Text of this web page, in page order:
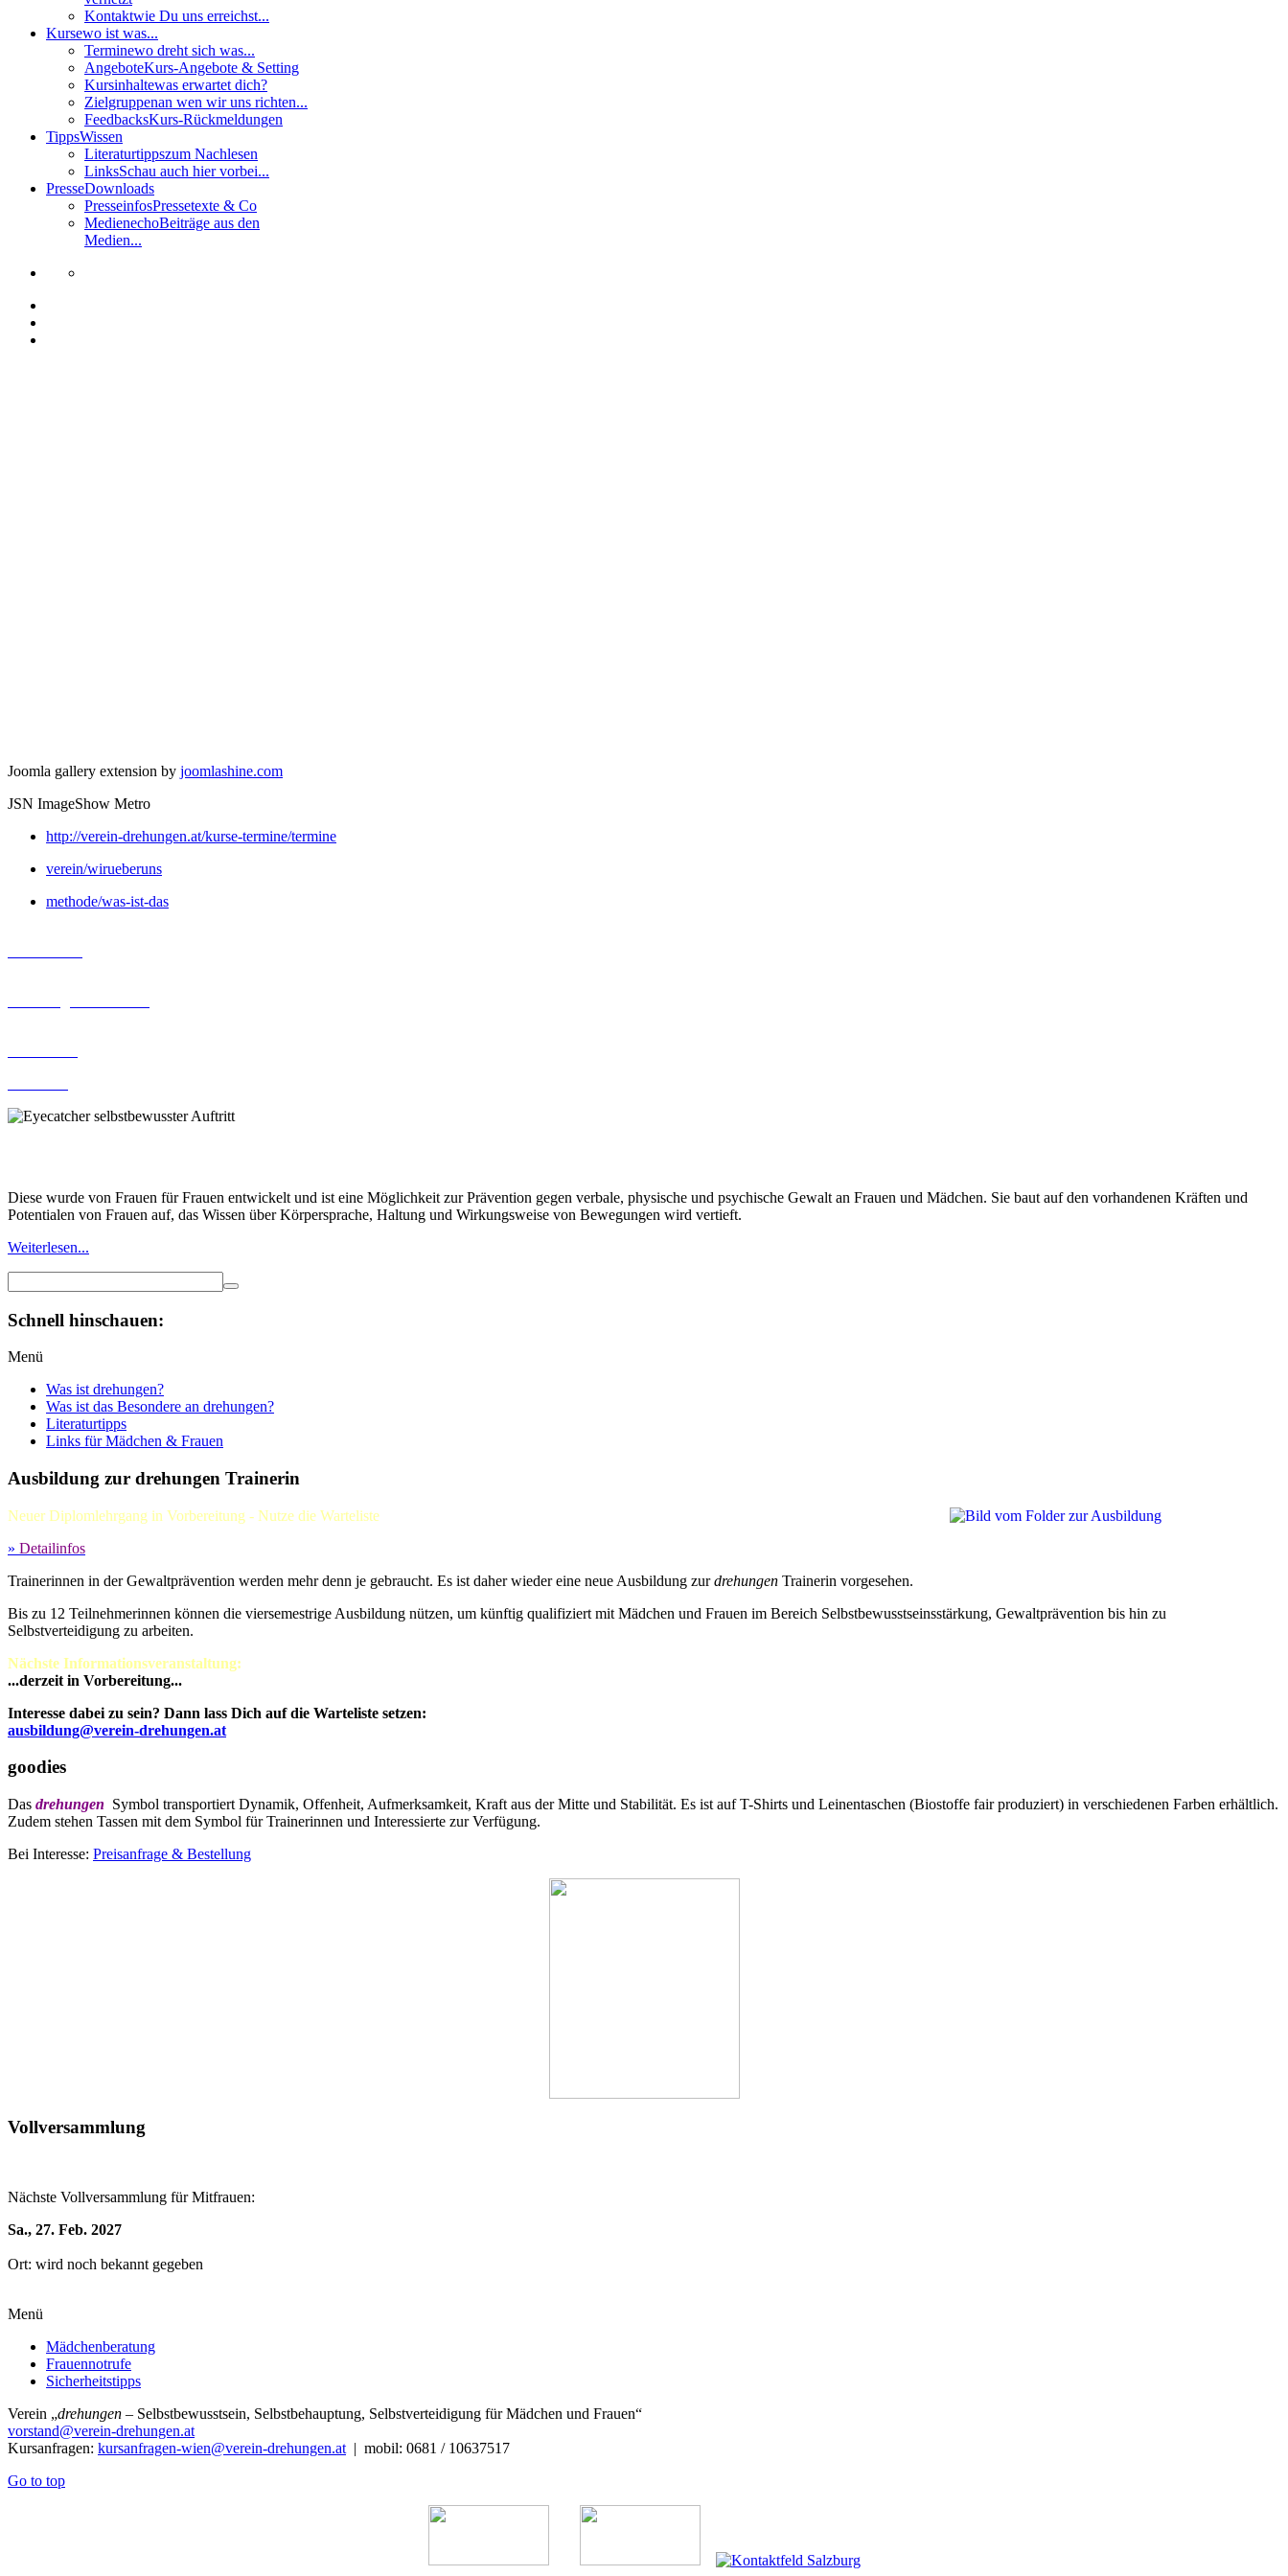
Kontaktwie Du uns erreichst...
Kursewo ist was...
Terminewo dreht sich was...
AngeboteKurs-Angebote & Setting
Kursinhaltewas erwartet dich?
Zielgruppenan wen wir uns richten...
FeedbacksKurs-Rückmeldungen
TippsWissen
Literaturtippszum Nachlesen
LinksSchau auch hier vorbei...
PresseDownloads
PresseinfosPressetexte & Co
MedienechoBeiträge aus den
Medien...
Joomla gallery extension by joomlashine.com
JSN ImageShow Metro
http://verein-drehungen.at/kurse-termine/termine
verein/wirueberuns
methode/was-ist-das
Diese wurde von Frauen für Frauen entwickelt und ist eine Möglichkeit zur Prävention gegen verbale, physische und psychische Gewalt an Frauen und Mädchen. Sie baut auf den vorhandenen Kräften und
Potentialen von Frauen auf, das Wissen über Körpersprache, Haltung und Wirkungsweise von Bewegungen wird vertieft.
Weiterlesen...
Schnell hinschauen:
Menü
Was ist drehungen?
Was ist das Besondere an drehungen?
Literaturtipps
Links für Mädchen & Frauen
Ausbildung zur drehungen Trainerin
Neuer Diplomlehrgang in Vorbereitung - Nutze die Warteliste
» Detailinfos
Trainerinnen in der Gewaltprävention werden mehr denn je gebraucht. Es ist daher wieder eine neue Ausbildung zurdrehungen Trainerin vorgesehen.
Bis zu 12 Teilnehmerinnen können die viersemestrige Ausbildung nützen, um künftig qualifiziert mit Mädchen und Frauen im Bereich Selbstbewusstseinsstärkung, Gewaltprävention bis hin zu
Selbstverteidigung zu arbeiten.
Nächste Informationsveranstaltung:
...derzeit in Vorbereitung...
Interesse dabei zu sein? Dann lass Dich auf die Warteliste setzen:
ausbildung@verein-drehungen.at
goodies
Das drehungen Symbol transportiert Dynamik, Offenheit, Aufmerksamkeit, Kraft aus der Mitte und Stabilität. Es ist auf T-Shirts und Leinentaschen (Biostoffe fair produziert) in verschiedenen Farben erhältlich.
Zudem stehen Tassen mit dem Symbol für Trainerinnen und Interessierte zur Verfügung.
Bei Interesse: Preisanfrage & Bestellung
Vollversammlung
Nächste Vollversammlung für Mitfrauen:
Sa., 27. Feb. 2027
Ort: wird noch bekannt gegeben
Menü
Mädchenberatung
Frauennotrufe
Sicherheitstipps
Verein „drehungen – Selbstbewusstsein, Selbstbehauptung, Selbstverteidigung für Mädchen und Frauen“
vorstand@verein-drehungen.at
Kursanfragen: kursanfragen-wien@verein-drehungen.at | mobil: 0681 / 10637517
Go to top